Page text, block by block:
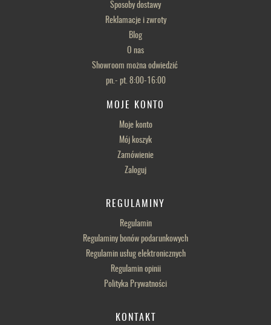
Sposoby dostawy
Reklamacje i zwroty
Blog
O nas
Showroom można odwiedzić
pn.- pt. 8:00-16:00
MOJE KONTO
Moje konto
Mój koszyk
Zamówienie
Zaloguj
REGULAMINY
Regulamin
Regulaminy bonów podarunkowych
Regulamin usług elektronicznych
Regulamin opinii
Polityka Prywatności
KONTAKT